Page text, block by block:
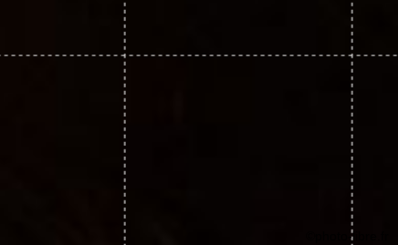
©photo-libre.fr